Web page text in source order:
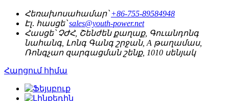
Հեռախոսահամար՝ +86-755-89584948
Էլ․ հասցե՝ sales@youth-power.net
Հասցե՝ ՉԺՀ, Շենժեն քաղաք, Գուանդոնգ
նահանգ, Լոնգ Գանգ շրջան, A թաղամաս,
Ռոնգչաո զարգացման շենք, 1010 սենյակ
Հարցում հիմա